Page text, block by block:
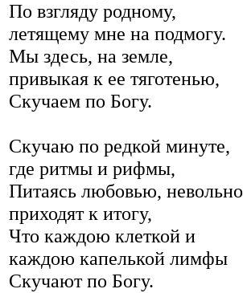
По взгляду родному,
летящему мне на подмогу.
Мы здесь, на земле,
привыкая к ее тяготенью,
Скучаем по Богу.
Скучаю по редкой минуте,
где ритмы и рифмы,
Питаясь любовью, невольно
приходят к итогу,
Что каждою клеткой и
каждою капелькой лимфы
Скучают по Богу.